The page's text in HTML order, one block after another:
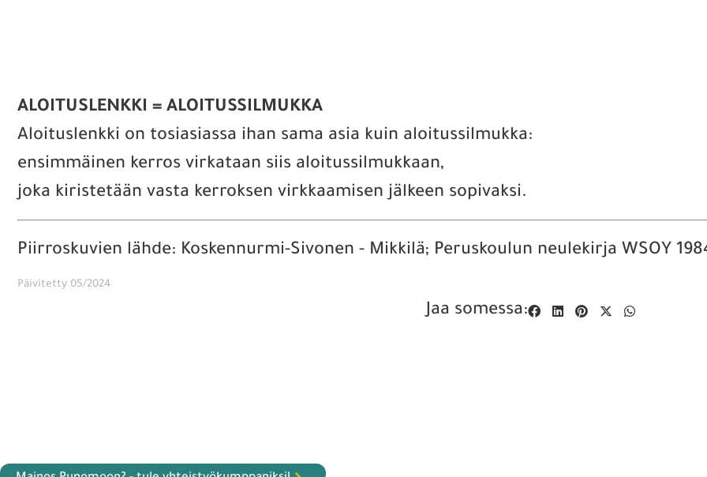
ALOITUSLENKKI = ALOITUSSILMUKKA
Aloituslenkki on tosiasiassa ihan sama asia kuin aloitussilmukka:
ensimmäinen kerros virkataan siis aloitussilmukkaan,
joka kiristetään vasta kerroksen virkkaamisen jälkeen sopivaksi.
Piirroskuvien lähde: Koskennurmi-Sivonen - Mikkilä; Peruskoulun neulekirja WSOY
Päivitetty 05/2024
Jaa somessa: